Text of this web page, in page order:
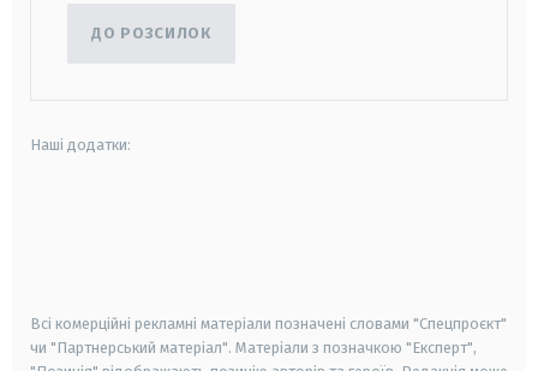
ДО РОЗСИЛОК
Наші додатки:
Всі комерційні рекламні матеріали позначені словами "Спецпроєкт"
чи "Партнерський матеріал". Матеріали з позначкою "Експерт",